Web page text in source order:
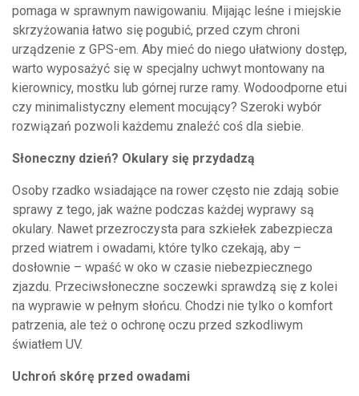
pomaga w sprawnym nawigowaniu. Mijając leśne i miejskie
skrzyżowania łatwo się pogubić, przed czym chroni
urządzenie z GPS-em. Aby mieć do niego ułatwiony dostęp,
warto wyposażyć się w specjalny uchwyt montowany na
kierownicy, mostku lub górnej rurze ramy. Wodoodporne etui
czy minimalistyczny element mocujący? Szeroki wybór
rozwiązań pozwoli każdemu znaleźć coś dla siebie.
Słoneczny dzień? Okulary się przydadzą
Osoby rzadko wsiadające na rower często nie zdają sobie
sprawy z tego, jak ważne podczas każdej wyprawy są
okulary. Nawet przezroczysta para szkiełek zabezpiecza
przed wiatrem i owadami, które tylko czekają, aby –
dosłownie – wpaść w oko w czasie niebezpiecznego
zjazdu. Przeciwsłoneczne soczewki sprawdzą się z kolei
na wyprawie w pełnym słońcu. Chodzi nie tylko o komfort
patrzenia, ale też o ochronę oczu przed szkodliwym
światłem UV.
Uchroń skórę przed owadami